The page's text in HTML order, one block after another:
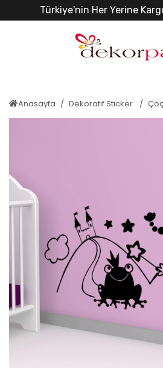
Türkiye'nin Her Yerine
Anasayfa Dekoratif Sticker